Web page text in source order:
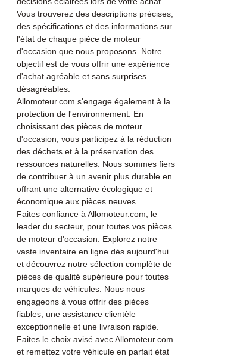
Vous trouverez des descriptions précises,
des spécifications et des informations sur
l'état de chaque pièce de moteur
d'occasion que nous proposons. Notre
objectif est de vous offrir une expérience
d'achat agréable et sans surprises
désagréables.
Allomoteur.com s'engage également à la
protection de l'environnement. En
choisissant des pièces de moteur
d'occasion, vous participez à la réduction
des déchets et à la préservation des
ressources naturelles. Nous sommes fiers
de contribuer à un avenir plus durable en
offrant une alternative écologique et
économique aux pièces neuves.
Faites confiance à Allomoteur.com, le
leader du secteur, pour toutes vos pièces
de moteur d'occasion. Explorez notre
vaste inventaire en ligne dès aujourd'hui
et découvrez notre sélection complète de
pièces de qualité supérieure pour toutes
marques de véhicules. Nous nous
engageons à vous offrir des pièces
fiables, une assistance clientèle
exceptionnelle et une livraison rapide.
Faites le choix avisé avec Allomoteur.com
et remettez votre véhicule en parfait état